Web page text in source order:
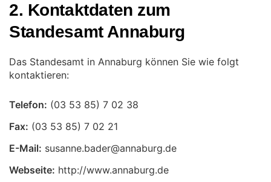
2. Kontaktdaten zum
Standesamt Annaburg
Das Standesamt in Annaburg können Sie wie folgt
kontaktieren:
Telefon:
Fax:
E-Mail:
Webseite: http://www.annaburg.de